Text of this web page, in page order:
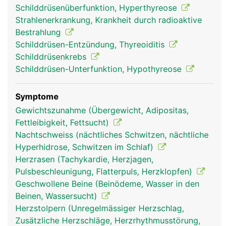
das Knochenwachstum. Das Calcitonin ist an der
Feinregulation von Kalzium im Blut beteiligt. Für
die Produktion der Schilddrüsenhormone benötigt
die Schilddrüse Jod, das sie aus der Nahrung über
das Blut erhält und speichert.
Schilddrüse Mann
Schilddrüsenüberfunktion, Hyperthyreose
Strahlenerkrankung, Krankheit durch radioaktive
Bestrahlung
Schilddrüsen-Entzündung, Thyreoiditis
Schilddrüsenkrebs
Schilddrüsen-Unterfunktion, Hypothyreose
Symptome
Gewichtszunahme (Übergewicht, Adipositas,
Fettleibigkeit, Fettsucht)
Nachtschweiss (nächtliches Schwitzen, nächtliche
Hyperhidrose, Schwitzen im Schlaf)
Herzrasen (Tachykardie, Herzjagen,
Pulsbeschleunigung, Flatterpuls, Herzklopfen)
Geschwollene Beine (Beinödeme, Wasser in den
Beinen, Wassersucht)
Herzstolpern (Unregelmässiger Herzschlag,
Zusätzliche Herzschläge, Herzrhythmusstörung,